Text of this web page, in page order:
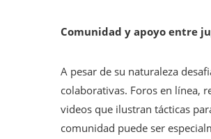
Comunidad y apoyo entre
A pesar de su naturaleza
colaborativas. Foros en línea,
videos que ilustran tácticas
comunidad puede ser